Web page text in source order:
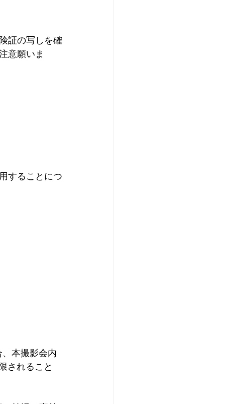
証の写しを確
意願いま
することにつ
本撮影会内
されること